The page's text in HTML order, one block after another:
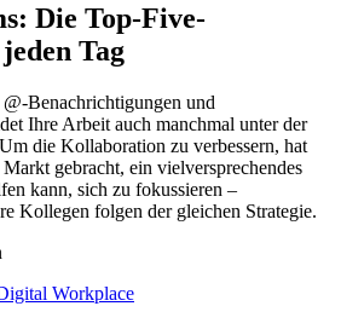
Die Top-Five-
Tag
Benachrichtigungen und
Ihre Arbeit auch manchmal unter der
die Kollaboration zu verbessern, hat
gebracht, ein vielversprechendes
kann, sich zu fokussieren –
Kollegen folgen der gleichen Strategie.
Workplace